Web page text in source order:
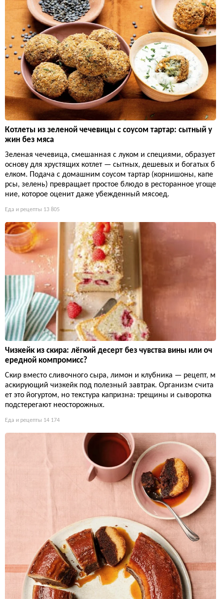
Котлеты из зеленой чечевицы с соусом тартар: сытный у
жин без мяса
Зеленая чечевица, смешанная с луком и специями, образует
основу для хрустящих котлет — сытных, дешевых и богатых б
елком. Подача с домашним соусом тартар (корнишоны, капе
рсы, зелень) превращает простое блюдо в ресторанное угоще
ние, которое оценит даже убежденный мясоед.
Еда и рецепты 13 805
Чизкейк из скира: лёгкий десерт без чувства вины или оч
ередной компромисс?
Скир вместо сливочного сыра, лимон и клубника — рецепт, м
аскирующий чизкейк под полезный завтрак. Организм счита
ет это йогуртом, но текстура капризна: трещины и сыворотка
подстерегают неосторожных.
Еда и рецепты 14 174